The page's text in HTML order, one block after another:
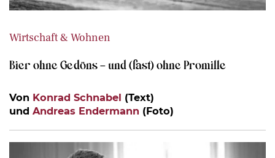
Wirtschaft & Wohnen
Bier ohne Gedöns – und (fast) ohne Promille
Von Konrad Schnabel (Text)
und Andreas Endermann (Foto)